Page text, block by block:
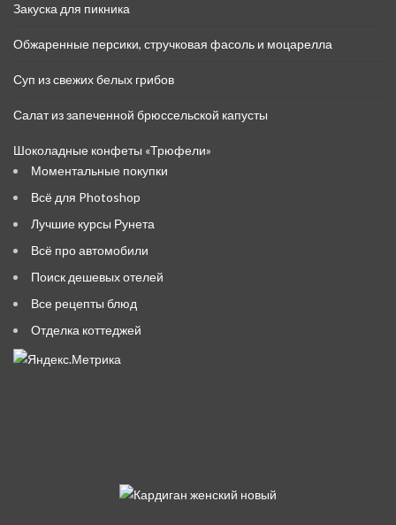
Закуска для пикника
Обжаренные персики, стручковая фасоль и моцарелла
Суп из свежих белых грибов
Салат из запеченной брюссельской капусты
Шоколадные конфеты «Трюфели»
Моментальные покупки
Всё для Photoshop
Лучшие курсы Рунета
Всё про автомобили
Поиск дешевых отелей
Все рецепты блюд
Отделка коттеджей